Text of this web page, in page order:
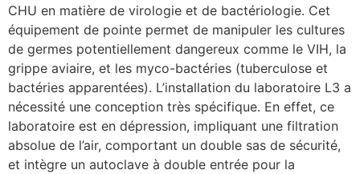
CONNECTÉ
d’info
CHU en matière de virologie et de bactériologie. Cet
équipement de pointe permet de manipuler les cultures
de germes potentiellement dangereux comme le VIH, la
grippe aviaire, et les myco-bactéries (tuberculose et
bactéries apparentées). L’installation du laboratoire L3 a
nécessité une conception très spécifique. En effet, ce
laboratoire est en dépression, impliquant une filtration
absolue de l’air, comportant un double sas de sécurité,
et intègre un autoclave à double entrée pour la